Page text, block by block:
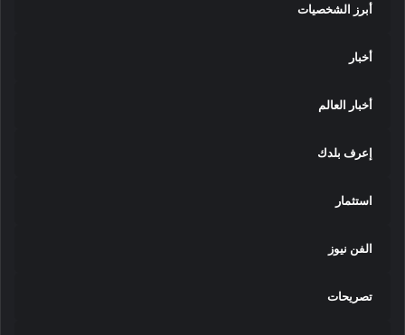
أبرز الشخصيات
أخبار
أخبار العالم
إعرف بلدك
استثمار
الفن نيوز
تصريحات